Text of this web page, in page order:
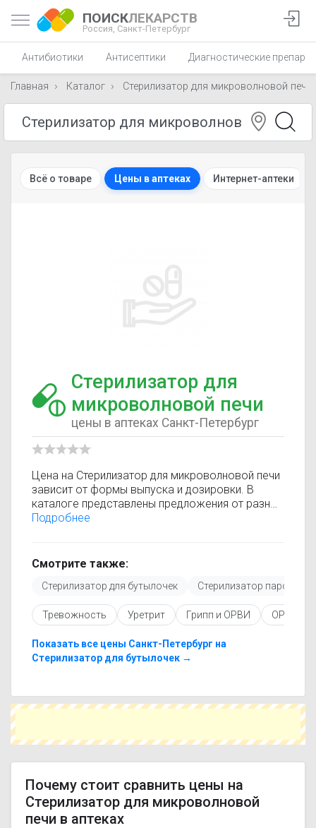
ПОИСКЛЕКАРСТВ
Россия, Санкт-Петербург
Антибиотики Антисептики Диагностические
Главная Каталог Стерилизатор для микроволновой печи
Всё о товаре Цены в аптеках Интернет-аптеки
Стерилизатор для
микроволновой печи
цены в аптеках Санкт-Петербург
Цена на Стерилизатор для микроволновой печи
зависит от формы выпуска и дозировки. В
каталоге представлены предложения от разных
аптек, что позволяет быстро найти, где купить
регулярно обновляется, поэтому вы видите
только актуальные данные.
Перед покупкой рекомендуется ознакомиться с
инструкцией по применению, показаниями и
противопоказаниями. При необходимости вы
микроволновой печи с похожим действующим
веществом или более доступной ценой.
сравните предложения. Это поможет
Подробнее
Смотрите также:
Стерилизатор для бутылочек Стерилизатор паровой
Тревожность Уретрит Грипп и ОРВИ ОРЗ и
Показать все цены Санкт-Петербург на
Стерилизатор для бутылочек →
Почему стоит сравнить цены на
Стерилизатор для микроволновой
печи в аптеках